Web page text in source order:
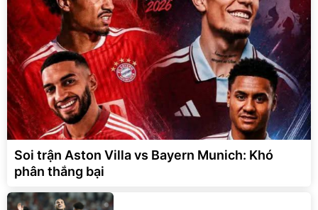
Soi trận Aston Villa vs Bayern Munich: Khó
phân thắng bại